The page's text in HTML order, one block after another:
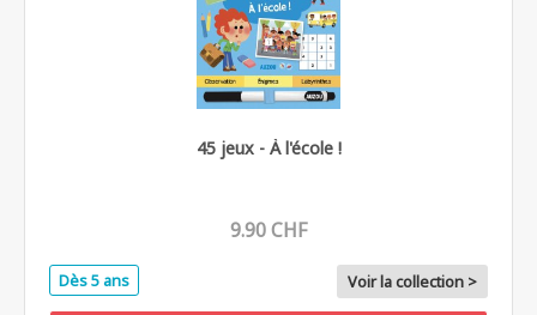
45 jeux - À l'école !
9.90 CHF
Dès 5 ans Voir la collection >